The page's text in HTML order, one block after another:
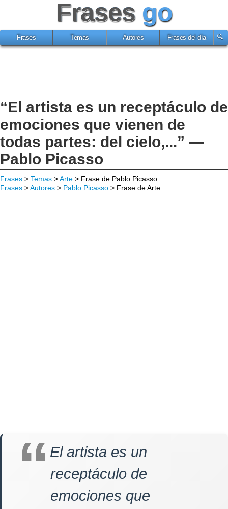
Frases go
Frases Temas Autores Frases del día
“El artista es un receptáculo de
emociones que vienen de
todas partes: del cielo,...” —
Pablo Picasso
Frases > Temas >Arte > Frase de Pablo Picasso
Frases >Autores > Pablo Picasso > Frase de Arte
El artista es un
receptáculo de
emociones que